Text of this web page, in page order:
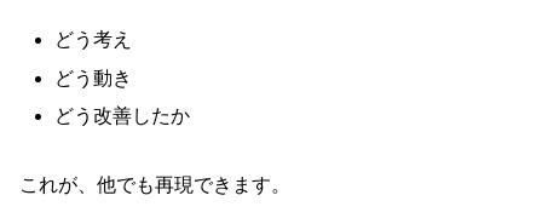
どう考え
どう動き
どう改善したか
これが、他でも再現できます。